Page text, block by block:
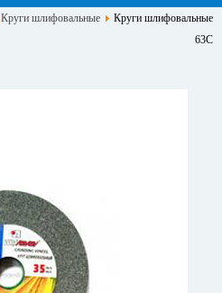
Круги шлифовальные
Круги шлифовальные
63С